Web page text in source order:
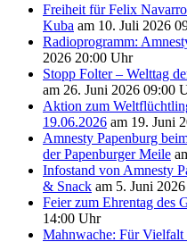
Freiheit für Felix
Kuba am 10. Juli 2026
Radioprogramm:
2026 20:00 Uhr
Stopp Folter – Welttag
am 26. Juni 2026 09:00
Aktion zum
19.06.2026 am 19. Juni
Amnesty Papenburg
der Papenburger Meile
Infostand von Amnesty
& Snack am 5. Juni
Feier zum Ehrentag des
14:00 Uhr
Mahnwache: Für Vielfalt